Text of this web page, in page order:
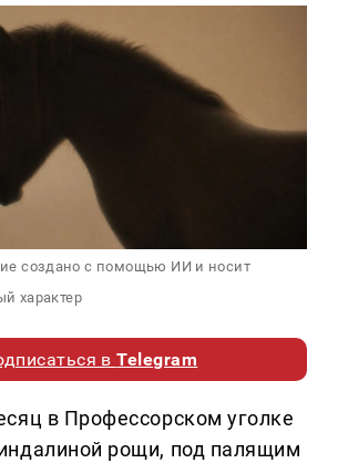
создано с помощью ИИ и носит
характер
вTelegram
в Профессорском уголке
рощи, под палящим